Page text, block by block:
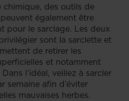
chimique, des outils de
également être
pour le sarclage. Les deux
sont la sarclette et
de retirer les
et notamment
l’idéal, veillez à sarcler
semaine afin d’éviter
mauvaises herbes.